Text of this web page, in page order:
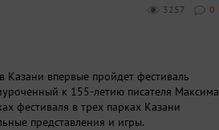
0
3257
Казани впервые пройдет фестиваль
к 155-летию писателя Максима
фестиваля в трех парках Казани
представления и игры.